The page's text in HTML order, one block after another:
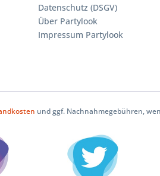
Datenschutz (DSGV)
Über Partylook
Impressum Partylook
und ggf. Nachnahmegebühren,